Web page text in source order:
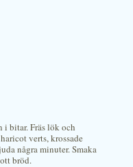
bitar. Fräs lök och
verts, krossade
några minuter. Smaka
bröd.